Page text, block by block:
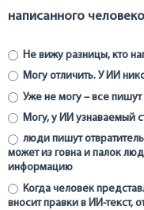
написанного
Не вижу разницы, кто
Могу отличить. У ИИ
Уже не могу – все пишут
Могу, у ИИ узнаваемый
люди пишут
может из говна и палок
информацию
Когда человек
вносит правки в ИИ-текст,